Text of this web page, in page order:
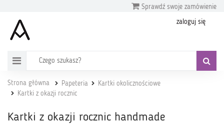
Sprawdź swoje zamówienie
zaloguj się
Strona główna Papeteria
Kartki okolicznościowe
Kartki z okazji rocznic
Kartki z okazji rocznic handmade